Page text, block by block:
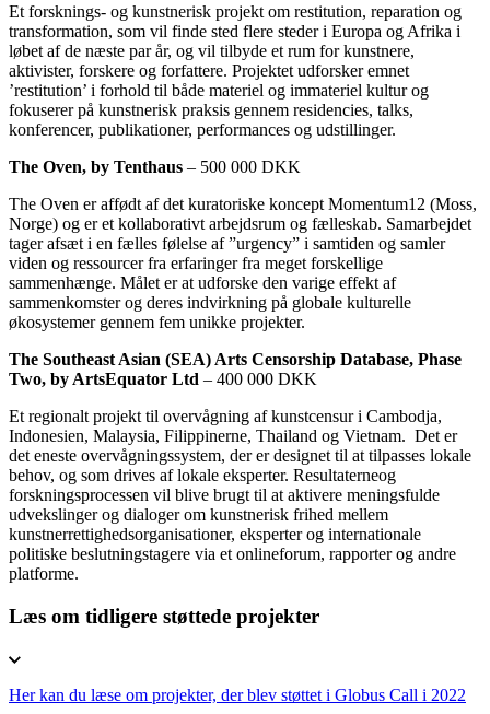
Et forsknings- og kunstnerisk projekt om restitution, reparation og
transformation, som vil finde sted flere steder i Europa og Afrika i
løbet af de næste par år, og vil tilbyde et rum for kunstnere,
aktivister, forskere og forfattere. Projektet udforsker emnet
’restitution’ i forhold til både materiel og immateriel kultur og
fokuserer på kunstnerisk praksis gennem residencies, talks,
konferencer, publikationer, performances og udstillinger.
The Oven, by Tenthaus – 500 000 DKK
The Oven er affødt af det kuratoriske koncept Momentum12 (Moss,
Norge) og er et kollaborativt arbejdsrum og fælleskab. Samarbejdet
tager afsæt i en fælles følelse af ”urgency” i samtiden og samler
viden og ressourcer fra erfaringer fra meget forskellige
sammenhænge. Målet er at udforske den varige effekt af
sammenkomster og deres indvirkning på globale kulturelle
økosystemer gennem fem unikke projekter.
The Southeast Asian (SEA) Arts Censorship Database, Phase
Two, by ArtsEquator Ltd – 400 000 DKK
Et regionalt projekt til overvågning af kunstcensur i Cambodja,
Indonesien, Malaysia, Filippinerne, Thailand og Vietnam. Det er
det eneste overvågningssystem, der er designet til at tilpasses lokale
behov, og som drives af lokale eksperter. Resultaterneog
forskningsprocessen vil blive brugt til at aktivere meningsfulde
udvekslinger og dialoger om kunstnerisk frihed mellem
kunstnerrettighedsorganisationer, eksperter og internationale
politiske beslutningstagere via et onlineforum, rapporter og andre
platforme.
Læs om tidligere støttede projekter
Her kan du læse om projekter, der blev støttet i Globus Call i 2022